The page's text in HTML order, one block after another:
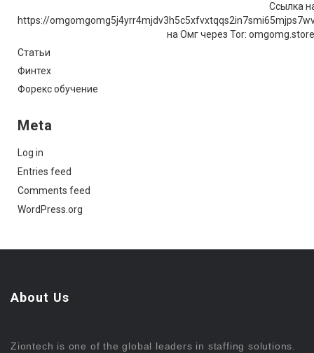
Ссылка
https://
на Омг через Tor:
Статьи
Финтех
Форекс обучение
Meta
Log in
Entries feed
Comments feed
WordPress.org
About Us
Ziontech is one of the global leaders in staffing solutions.